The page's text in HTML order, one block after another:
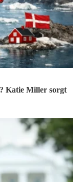
Katie Miller sorgt